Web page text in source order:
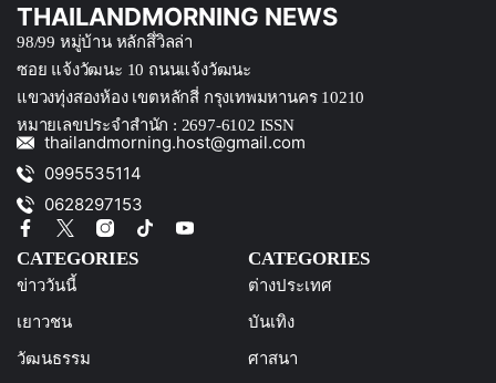
THAILANDMORNING NEWS
98/99 หมู่บ้าน หลักสึ่วิลล่า
ซอย แจ้งวัฒนะ 10 ถนนแจ้งวัฒนะ
แขวงทุ่งสองห้อง เขตหลักสี่ กรุงเทพมหานคร 10210
หมายเลขประจำสำนัก : 2697-6102 ISSN
thailandmorning.host@gmail.com
0995535114
0628297153
CATEGORIES
ข่าววันนี้
เยาวชน
วัฒนธรรม
CATEGORIES
ต่างประเทศ
บันเทิง
ศาสนา